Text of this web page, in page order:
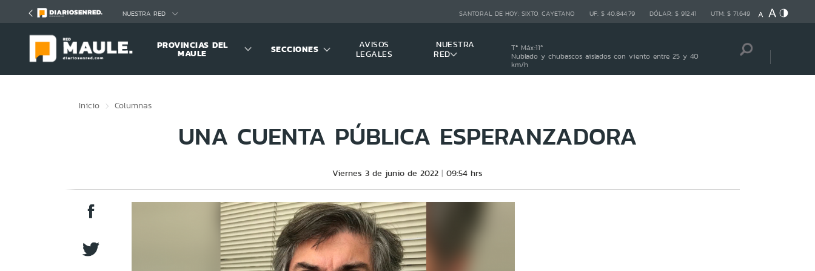
NUESTRA RED SANTORAL DE HOY: SIXTO, CAYETANO UF: $ 40.844,79 DÓLAR: $ 912,41 UTM: $ 71.649
PROVINCIAS DEL
MAULE SECCIONES
AVISOS
LEGALES
NUESTRA
RED
Tª Máx:11º
Nublado y chubascos aislados con viento entre 25 y 40
km/h
Inicio Columnas
UNA CUENTA PÚBLICA ESPERANZADORA
Viernes 3 de junio de 2022 09:54 hrs